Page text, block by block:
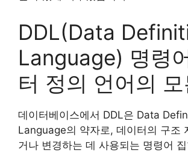
DDL(Data
Language) 명령
터 정의 언어의 모
데이터베이스에서 DDL은 Data
Language의 약자로, 데이터의 구조
거나 변경하는 데 사용되는 명령어